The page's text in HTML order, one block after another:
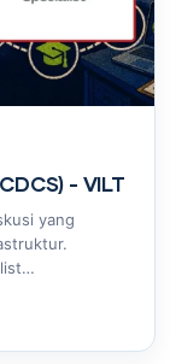
- VILT
yang